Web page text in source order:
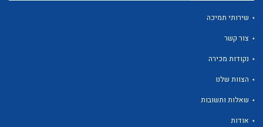
שירותי תמיכה
צור קשר
נקודות מכירה
הצוות שלנו
שאלות ותשובות
אודות